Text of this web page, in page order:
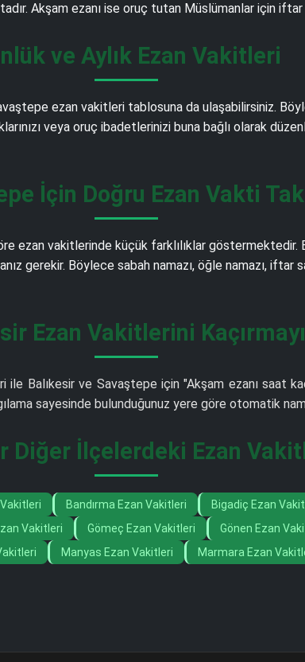
Akşam ezanı ise oruç tutan Müslümanlar için
ve Aylık Ezan Vakitleri
ezan vakitleri tablosuna da ulaşabilirsiniz.
veya oruç ibadetlerinizi buna bağlı olarak
İçin Doğru Ezan Vakti
ezan vakitlerinde küçük farklılıklar
gerekir. Böylece sabah namazı, öğle namazı,
Ezan Vakitlerini
Balıkesir ve Savaştepe için "Akşam ezanı saat
sayesinde bulunduğunuz yere göre otomatik
Diğer İlçelerdeki Ezan
Bandırma Ezan Vakitleri Bigadiç Ezan
Vakitleri Gömeç Ezan Vakitleri Gönen Ezan
Manyas Ezan Vakitleri Marmara Ezan